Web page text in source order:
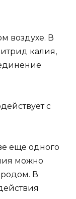
воздухе. В
калия,
с
еще одного
можно
В